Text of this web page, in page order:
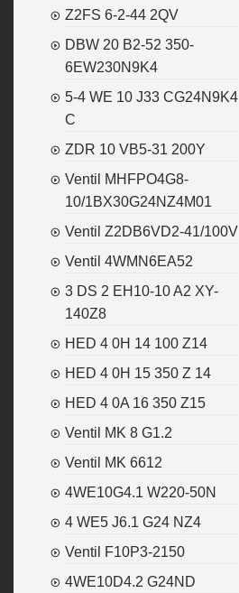
Z2FS 6-2-44 2QV
DBW 20 B2-52 350-
6EW230N9K4
5-4 WE 10 J33 CG24N9K4
C
ZDR 10 VB5-31 200Y
Ventil MHFPO4G8-
10/1BX30G24NZ4M01
Ventil Z2DB6VD2-41/100V
Ventil 4WMN6EA52
3 DS 2 EH10-10 A2 XY-
140Z8
HED 4 0H 14 100 Z14
HED 4 0H 15 350 Z 14
HED 4 0A 16 350 Z15
Ventil MK 8 G1.2
Ventil MK 6612
4WE10G4.1 W220-50N
4 WE5 J6.1 G24 NZ4
Ventil F10P3-2150
4WE10D4.2 G24ND